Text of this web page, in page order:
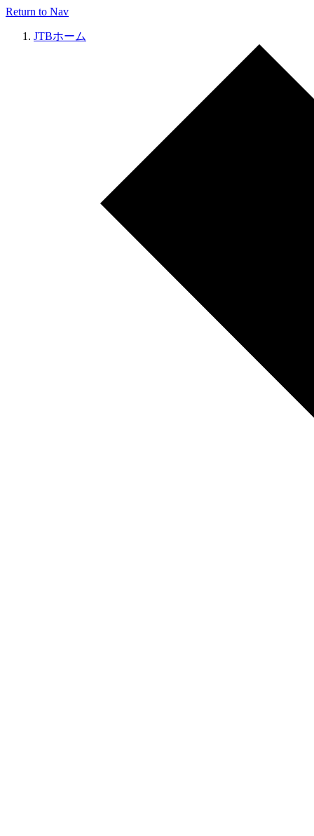
Return to Nav
JTBホーム